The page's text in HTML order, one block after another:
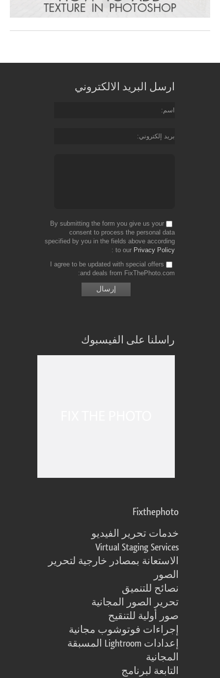
ارسل البريد الالكتروني
اسم
بريد إلكتروني
By submitting the form you give us your
consent to process the personal data
specified by you in the fields above according
to our Privacy Policy
I agree to be updated with special offers
and deals from FixThePhoto.com
راسلنا على الفيسبوك
Fixthephoto
خدمات تحرير الفيديو
Virtual Staging Services
الاستعانة بمصادر خارجية لتحرير
الصور
نصائح للتنميق
تحرير الصور المجانية
صور أولية للتنقيح
إجراءات فوتوشوب مجانية
إعدادات Lightroom المسبقة
المجانية
التابعة لبرنامج